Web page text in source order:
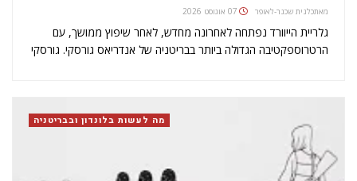
מאתכלנית שכנר-לאופר 07 אוגוסט 2026
גלריית הייוורד נפתחה לאחרונה מחדש, לאחר שיפוץ ממושך, עם
הרטרוספקטיבה הגדולה ביותר בבריטניה של אנדריאס גורסקי. גורסקי
מה לעשות בלונדון ובבריטניה